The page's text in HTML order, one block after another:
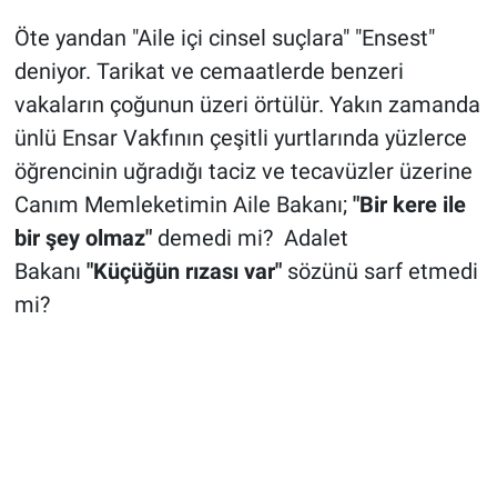
Öte yandan "Aile içi cinsel suçlara" "Ensest"
deniyor. Tarikat ve cemaatlerde benzeri
vakaların çoğunun üzeri örtülür. Yakın zamanda
ünlü Ensar Vakfının çeşitli yurtlarında yüzlerce
öğrencinin uğradığı taciz ve tecavüzler üzerine
Canım Memleketimin Aile Bakanı;"Bir kere ile
bir şey olmaz"demedi mi? Adalet
Bakanı "Küçüğün rızası var" sözünü sarf etmedi
mi?